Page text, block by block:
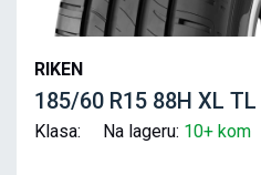
RIKEN
185/60 R15 88H XL TL
Klasa: Na lageru: 10+ kom